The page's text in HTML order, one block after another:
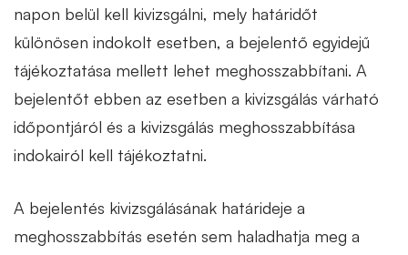
napon belül kell kivizsgálni, mely határidőt
különösen indokolt esetben, a bejelentő egyidejű
tájékoztatása mellett lehet meghosszabbítani. A
bejelentőt ebben az esetben a kivizsgálás várható
időpontjáról és a kivizsgálás meghosszabbítása
indokairól kell tájékoztatni.
A bejelentés kivizsgálásának határideje a
meghosszabbítás esetén sem haladhatja meg a